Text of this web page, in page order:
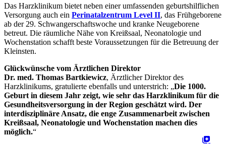
Das Harzklinikum bietet neben einer umfassenden geburtshilflichen
Versorgung auch ein Perinatalzentrum Level II, das Frühgeborene
ab der 29. Schwangerschaftswoche und kranke Neugeborene
betreut. Die räumliche Nähe von Kreißsaal, Neonatologie und
Wochenstation schafft beste Voraussetzungen für die Betreuung der
Kleinsten.
Glückwünsche vom Ärztlichen Direktor
Dr. med. Thomas Bartkiewicz, Ärztlicher Direktor des
Harzklinikums, gratulierte ebenfalls und unterstrich: „Die 1000.
Geburt in diesem Jahr zeigt, wie sehr das Harzklinikum für die
Gesundheitsversorgung in der Region geschätzt wird. Der
interdisziplinäre Ansatz, die enge Zusammenarbeit zwischen
Kreißsaal, Neonatologie und Wochenstation machen dies
möglich.“